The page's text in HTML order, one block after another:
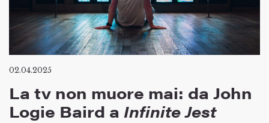
02.04.2025
La tv non muore mai: da John
Logie Baird a Infinite Jest